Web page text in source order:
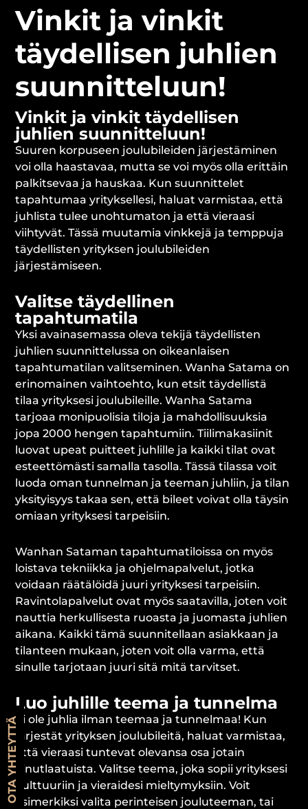
Vinkit ja vinkit
täydellisen juhlien
suunnitteluun!
Vinkit ja vinkit täydellisen
juhlien suunnitteluun!
Suuren korpuseen joulubileiden järjestäminen
voi olla haastavaa, mutta se voi myös olla erittäin
palkitsevaa ja hauskaa. Kun suunnittelet
tapahtumaa yrityksellesi, haluat varmistaa, että
juhlista tulee unohtumaton ja että vieraasi
viihtyvät. Tässä muutamia vinkkejä ja temppuja
täydellisten yrityksen joulubileiden
järjestämiseen.
Valitse täydellinen
tapahtumatila
Yksi avainasemassa oleva tekijä täydellisten
juhlien suunnittelussa on oikeanlaisen
tapahtumatilan valitseminen. Wanha Satama on
erinomainen vaihtoehto, kun etsit täydellistä
tilaa yrityksesi joulubileille. Wanha Satama
tarjoaa monipuolisia tiloja ja mahdollisuuksia
jopa 2000 hengen tapahtumiin. Tiilimakasiinit
luovat upeat puitteet juhlille ja kaikki tilat ovat
esteettömästi samalla tasolla. Tässä tilassa voit
luoda oman tunnelman ja teeman juhliin, ja tilan
yksityisyys takaa sen, että bileet voivat olla täysin
omiaan yrityksesi tarpeisiin.
Wanhan Sataman tapahtumatiloissa on myös
loistava tekniikka ja ohjelmapalvelut, jotka
voidaan räätälöidä juuri yrityksesi tarpeisiin.
Ravintolapalvelut ovat myös saatavilla, joten voit
nauttia herkullisesta ruoasta ja juomasta juhlien
aikana. Kaikki tämä suunnitellaan asiakkaan ja
tilanteen mukaan, joten voit olla varma, että
sinulle tarjotaan juuri sitä mitä tarvitset.
Luo juhlille teema ja tunnelma
Ei ole juhlia ilman teemaa ja tunnelmaa! Kun
järjestät yrityksen joulubileitä, haluat varmistaa,
että vieraasi tuntevat olevansa osa jotain
ainutlaatuista. Valitse teema, joka sopii yrityksesi
kulttuuriin ja vieraidesi mieltymyksiin. Voit
esimerkiksi valita perinteisen jouluteeman, tai
OTA YHTEYTTÄ